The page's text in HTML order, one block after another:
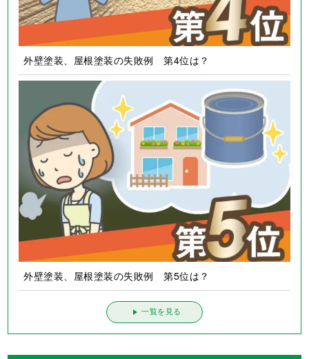
外壁塗装、屋根塗装の失敗例 第4位は？
外壁塗装、屋根塗装の失敗例 第5位は？
一覧を見る